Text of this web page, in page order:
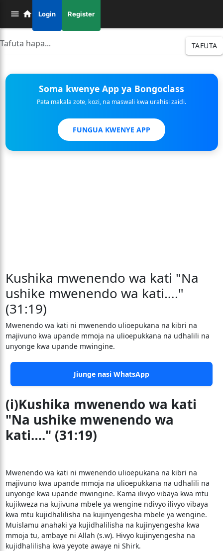
Login Register
TAFUTA
Soma kwenye App ya Bongoclass
Pata makala zote, kozi, na maswali kwa urahisi zaidi.
FUNGUA KWENYE APP
Kushika mwenendo wa kati "Na
ushike mwenendo wa kati…."
(31:19)
Mwenendo wa kati ni mwenendo ulioepukana na kibri na
majivuno kwa upande mmoja na ulioepukkana na udhalili na
unyonge kwa upande mwingine.
Jiunge nasi WhatsApp
(i)Kushika mwenendo wa kati
"Na ushike mwenendo wa
kati…." (31:19)
Mwenendo wa kati ni mwenendo ulioepukana na kibri na
majivuno kwa upande mmoja na ulioepukkana na udhalili na
unyonge kwa upande mwingine. Kama ilivyo vibaya kwa mtu
kujikweza na kujivuna mbele ya wengine ndivyo ilivyo vibaya
kwa mtu kujidhalilisha na kujinyengesha mbele ya wengine.
Muislamu anahaki ya kujidhalilisha na kujinyengesha kwa
mmoja tu, ambaye ni Allah (s.w). Hivyo kujinyengesha na
kujidhalilisha kwa yeyote awaye ni Shirk.